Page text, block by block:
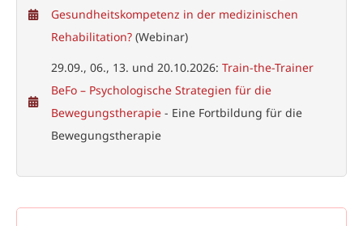
Gesundheitskompetenz in der medizinischen
Rehabilitation? (Webinar)
29.09., 06., 13. und 20.10.2026: Train-the-Trainer
BeFo – Psychologische Strategien für die
Bewegungstherapie - Eine Fortbildung für die
Bewegungstherapie